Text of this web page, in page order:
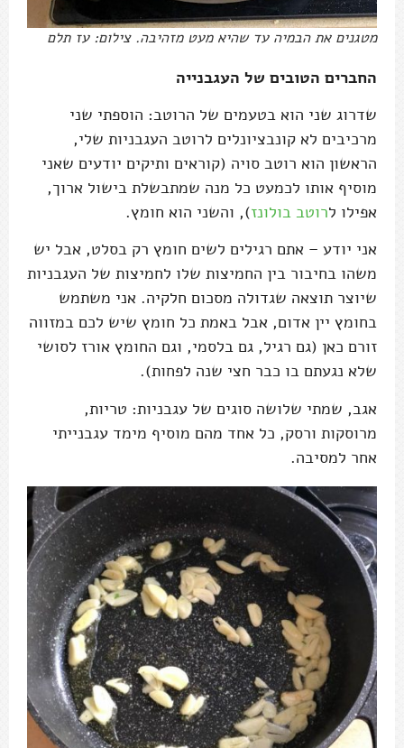
מטגנים את הבמיה עד שהיא מעט מזהיבה. צילום: עז תלם
החברים הטובים של העגבנייה
שדרוג שני הוא בטעמים של הרוטב: הוספתי שני
מרכיבים לא קונבציונלים לרוטב העגבניות שלי,
הראשון הוא רוטב סויה (קוראים ותיקים יודעים שאני
מוסיף אותו לכמעט כל מנה שמתבשלת בישול ארוך,
אפילו לרוטב בולונז), והשני הוא חומץ.
אני יודע – אתם רגילים לשים חומץ רק בסלט, אבל יש
משהו בחיבור בין החמיצות שלו לחמיצות של העגבניות
שיוצר תוצאה שגדולה מסכום חלקיה. אני משתמש
בחומץ יין אדום, אבל באמת כל חומץ שיש לכם במזווה
זורם כאן (גם רגיל, גם בלסמי, וגם החומץ אורז לסושי
שלא נגעתם בו כבר חצי שנה לפחות).
אגב, שמתי שלושה סוגים של עגבניות: טריות,
מרוסקות ורסק, כל אחד מהם מוסיף מימד עגבנייתי
אחר למסיבה.